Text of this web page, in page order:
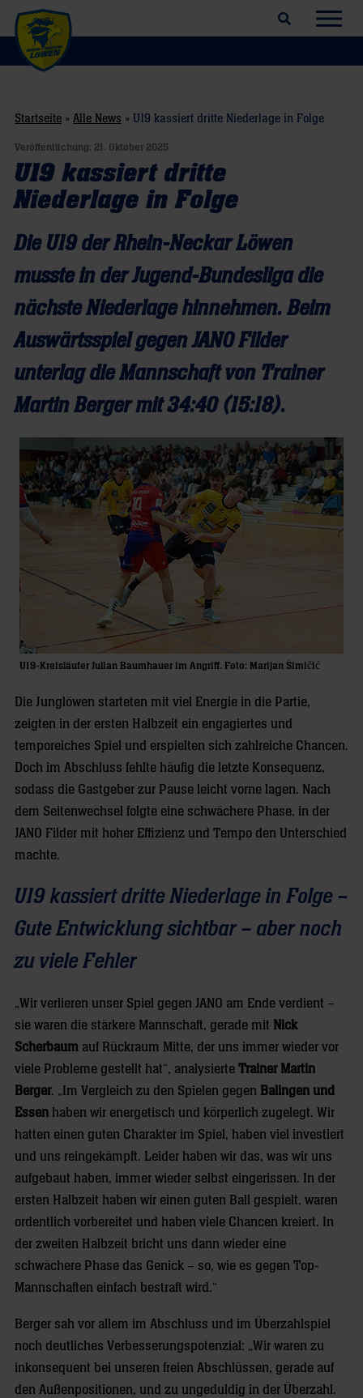
Suchfeld öffnen
Startseite » Alle News » U19 kassiert dritte Niederlage in Folge
Veröffentlichung: 21. Oktober 2025
U19 kassiert dritte
Niederlage in Folge
Die U19 der Rhein-Neckar Löwen
musste in der Jugend-Bundesliga die
nächste Niederlage hinnehmen. Beim
Auswärtsspiel gegen JANO Filder
unterlag die Mannschaft von Trainer
Martin Berger mit 34:40 (15:18).
U19-Kreisläufer Julian Baumhauer im Angriff. Foto: Marijan Šimičić
Die Junglöwen starteten mit viel Energie in die Partie,
zeigten in der ersten Halbzeit ein engagiertes und
temporeiches Spiel und erspielten sich zahlreiche Chancen.
Doch im Abschluss fehlte häufig die letzte Konsequenz,
sodass die Gastgeber zur Pause leicht vorne lagen. Nach
dem Seitenwechsel folgte eine schwächere Phase, in der
JANO Filder mit hoher Effizienz und Tempo den Unterschied
machte.
U19 kassiert dritte Niederlage in Folge –
Gute Entwicklung sichtbar – aber noch
zu viele Fehler
„Wir verlieren unser Spiel gegen JANO am Ende verdient –
sie waren die stärkere Mannschaft, gerade mit Nick
Scherbaum auf Rückraum Mitte, der uns immer wieder vor
viele Probleme gestellt hat“, analysierte Trainer Martin
Berger. „Im Vergleich zu den Spielen gegen Balingen und
Essen haben wir energetisch und körperlich zugelegt. Wir
hatten einen guten Charakter im Spiel, haben viel investiert
und uns reingekämpft. Leider haben wir das, was wir uns
aufgebaut haben, immer wieder selbst eingerissen. In der
ersten Halbzeit haben wir einen guten Ball gespielt, waren
ordentlich vorbereitet und haben viele Chancen kreiert. In
der zweiten Halbzeit bricht uns dann wieder eine
schwächere Phase das Genick – so, wie es gegen Top-
Mannschaften einfach bestraft wird.“
Berger sah vor allem im Abschluss und im Überzahlspiel
noch deutliches Verbesserungspotenzial: „Wir waren zu
inkonsequent bei unseren freien Abschlüssen, gerade auf
den Außenpositionen, und zu ungeduldig in der Überzahl.